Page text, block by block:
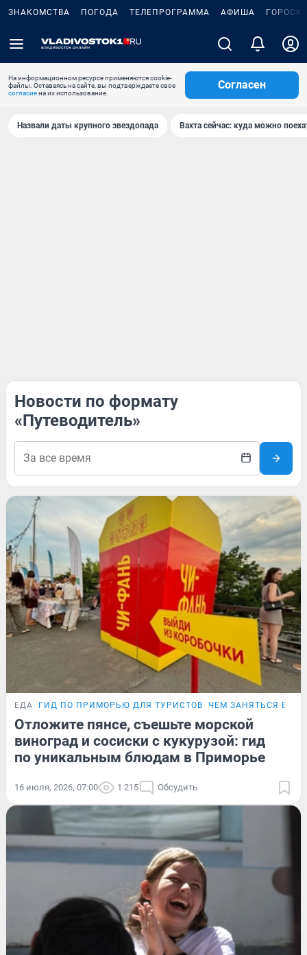
ЗНАКОМСТВА ПОГОДА ТЕЛЕПРОГРАММА АФИША
На информационном ресурсе применяются cookie-
файлы. Оставаясь на сайте, вы подтверждаете свое
согласиена их использование.
Согласен
Назвали даты крупного звездопада Вахта сейчас: куда можно
Новости по формату
«Путеводитель»
ЕДА ГИД ПО ПРИМОРЬЮ ДЛЯ ТУРИСТОВ ЧЕМ ЗАНЯТЬСЯ ВО
Отложите пянсе, съешьте морской
виноград и сосиски с кукурузой: гид
по уникальным блюдам в Приморье
16 июля, 2026, 07:00 1 215 Обсудить